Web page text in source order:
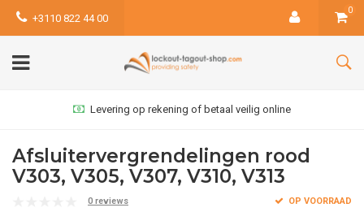
+3110 822 44 00
0
Levering op rekening of betaal veilig online
Afsluitervergrendelingen rood
V303, V305, V307, V310, V313
0 reviews OP VOORRAAD